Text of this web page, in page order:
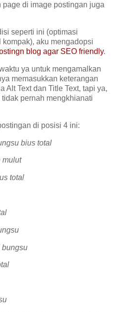
page di image postingan juga
seperti ini (optimasi
aku mengadopsi
blog agar SEO friendly.
ya untuk mengamalkan
memasukkan keterangan
Alt Text dan Title Text, tapi ya,
pernah mengkhianati
di posisi 4 ini:
bius total
mulut
total
bungsu